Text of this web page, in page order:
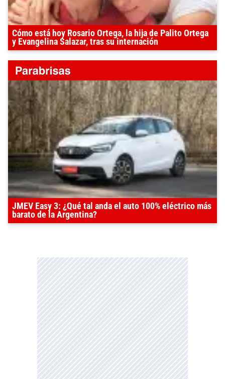
Cómo está hoy Rosario Ortega, la hija de Palito Ortega
y Evangelina Salazar, tras su internación
JMEV Easy 3: ¿Qué tal anda el auto 100% eléctrico más
barato de la Argentina?